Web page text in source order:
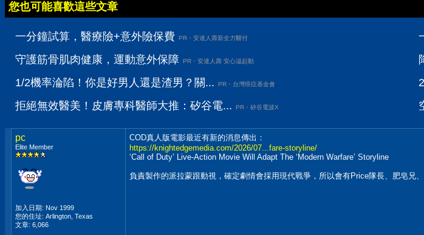
您也可能喜歡這些文章
一分鐘試算，醫療險+意外險保費 PR・安達人壽新全力醫付
守護筋骨肌肉健康，運動意外保障 PR・安達人壽 安心溢起動
1/2機率淪陷！你是好男人還是渣男？關... PR・台灣癌症基金會
拒絕無效醫美！皮膚專科醫師大推：矽谷電... PR・矽谷電波X
pc
Elite Member
加入日期: Nov 1999
您的住址: Arlington, Texas
文章: 6,066
COD真人版電影最近有新的消息傳出：
https://knightedgemedia.com/2026/07...fare-storyline/
‘Call of Duty’ Live-Action Movie Will Adapt The ‘Modern Warfare’ Storyline
負責製作的派拉蒙跟動視，確定劇情會採用現代戰爭，所以會有Price隊長、肥皂兄